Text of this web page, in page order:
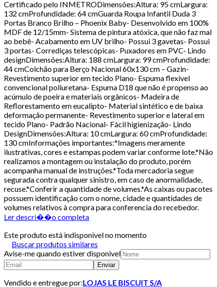
Certificado pelo INMETRODimensões:Altura: 95 cmLargura:
132 cmProfundidade: 64 cmGuarda Roupa Infantil Duda 3
Portas Branco Brilho – Phoenix Baby- Desenvolvido em 100%
MDF de 12/15mm- Sistema de pintura atóxica, que não faz mal
ao bebê- Acabamento em UV brilho- Possui 3 gavetas- Possui
3 portas- Corrediças telescópicas- Puxadores em PVC- Lindo
designDimensões:Altura: 188 cmLargura: 99 cmProfundidade:
44 cmColchão para Berço Nacional 60x130 cm – Gazin-
Revestimento superior em tecido Plano- Espuma flexível
convencional poliuretana- Espuma D18 que não é propenso ao
acúmulo de poeira e materiais orgânicos- Madeira de
Reflorestamento em eucalipto- Material sintético e de baixa
deformação permanente- Revestimento superior e lateral em
tecido Plano- Padrão Nacional- Fácil higienização- Lindo
DesignDimensões:Altura: 10 cmLargura: 60 cmProfundidade:
130 cmInformações importantes:*Imagens meramente
ilustrativas, cores e estampas podem variar conforme lote.*Não
realizamos a montagem ou instalação do produto, porém
acompanha manual de instruções.*Toda mercadoria segue
segurada contra qualquer sinistro, em caso de anormalidade,
recuse.*Conferir a quantidade de volumes.*As caixas ou pacotes
possuem identificação com o nome, cidade e quantidades de
volumes relativos à compra para conferencia do recebedor.
Ler descri��o completa
Este produto está indisponivel no momento
Buscar produtos similares
Avise-me quando estiver disponivel
Enviar
Vendido e entregue por:LOJAS LE BISCUIT S/A